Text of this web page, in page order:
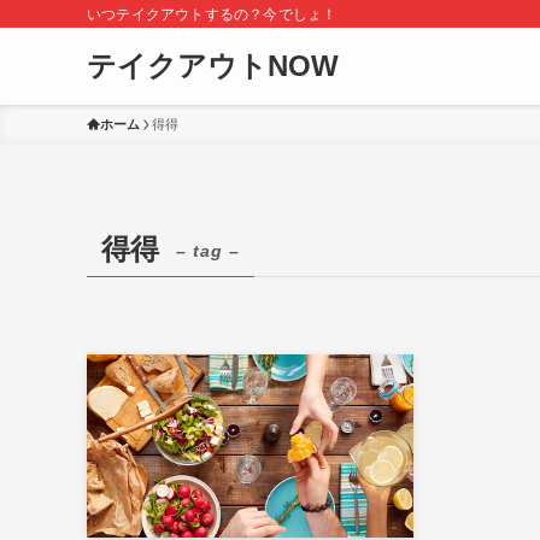
いつテイクアウトするの？今でしょ！
テイクアウトNOW
ホーム 得得
得得 – tag –